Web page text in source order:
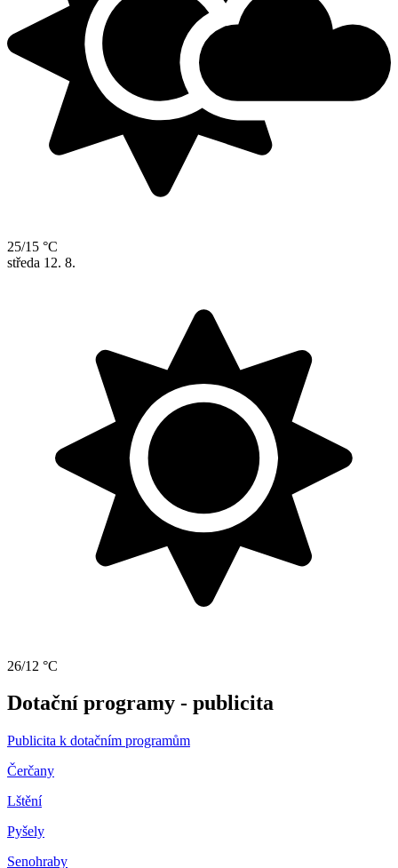
25/15 °C
středa 12. 8.
26/12 °C
Dotační programy - publicita
Publicita k dotačním programům
Čerčany
Lštění
Pyšely
Senohraby